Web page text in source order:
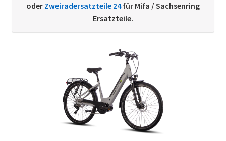
Datenschutzerklärung von
oder Zweiradersatzteile 24für Mifa / Sachsenring
Ersatzteile.